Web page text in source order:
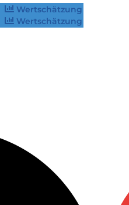
Wertschätzung
Wertschätzung